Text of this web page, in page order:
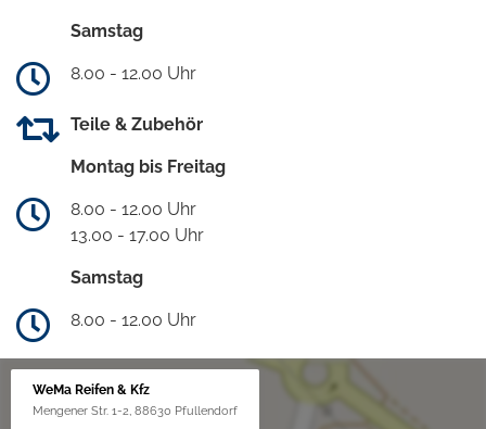
Samstag
8.00 - 12.00 Uhr
Teile & Zubehör
Montag bis Freitag
8.00 - 12.00 Uhr
13.00 - 17.00 Uhr
Samstag
8.00 - 12.00 Uhr
WeMa Reifen & Kfz
Mengener Str. 1-2, 88630 Pfullendorf